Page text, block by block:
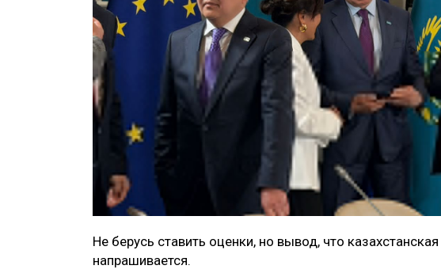
Не берусь ставить оценки, но вывод, что
напрашивается.